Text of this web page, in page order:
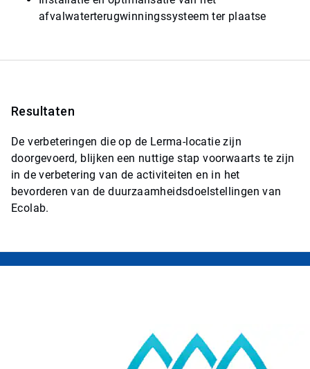
afvalwaterterugwinningssysteem ter plaatse
Resultaten
De verbeteringen die op de Lerma-locatie zijn
doorgevoerd, blijken een nuttige stap voorwaarts te zijn
in de verbetering van de activiteiten en in het
bevorderen van de duurzaamheidsdoelstellingen van
Ecolab.